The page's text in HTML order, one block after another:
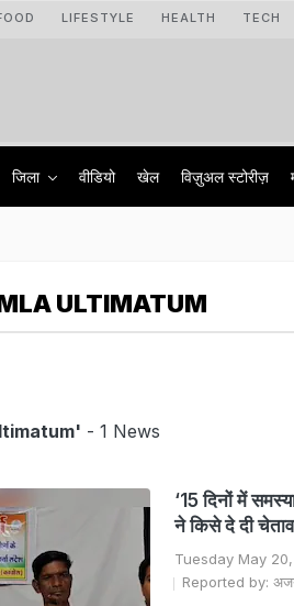
LIFESTYLE HEALTH TECH
जिला वीडियो खेल विज़ुअल स्टोरीज़
ULTIMATUM
- 1 News
‘15 दिनों में
ने किसे दे दी
Tuesday May
Reported by: